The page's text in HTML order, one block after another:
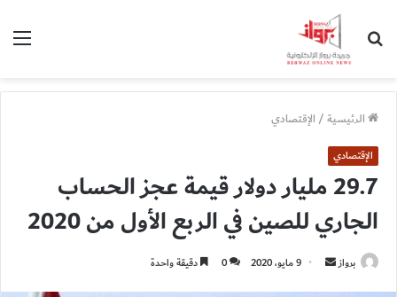
الرئيسية/الإقتصادي
الإقتصادي
29.7 مليار دولار قيمة عجز الحساب
الجاري للصين في الربع الأول من 2020
برواز
أرسل 9 مايو، 2020 0 دقيقة واحدة